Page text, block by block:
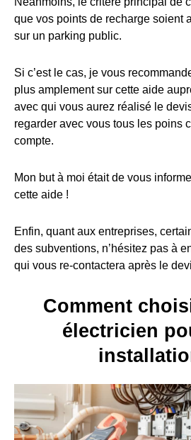
que vos points de recharge soient
sur un parking public.
Si c’est le cas, je vous
plus amplement sur cette aide
avec qui vous aurez réalisé le
regarder avec vous tous les poins
compte.
Mon but à moi était de vous
cette aide !
Enfin, quant aux entreprises,
des subventions, n’hésitez pas à
qui vous re-contactera après le
Comment
électricien